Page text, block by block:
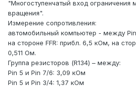
"Многоступенчатый вход ограничения
вращения".
Измерение сопротивления:
автомобильный компьютер - между
на стороне FFR: прибл. 6,5 кОм, на
0,511 Ом.
Группа резисторов (R134) – между:
Pin 5 и Pin 7/6: 3,09 кОм
Pin 5 и Pin 3/4: 1,37 кОм